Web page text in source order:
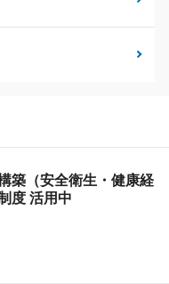
築（安全衛生・健康経
度 活用中